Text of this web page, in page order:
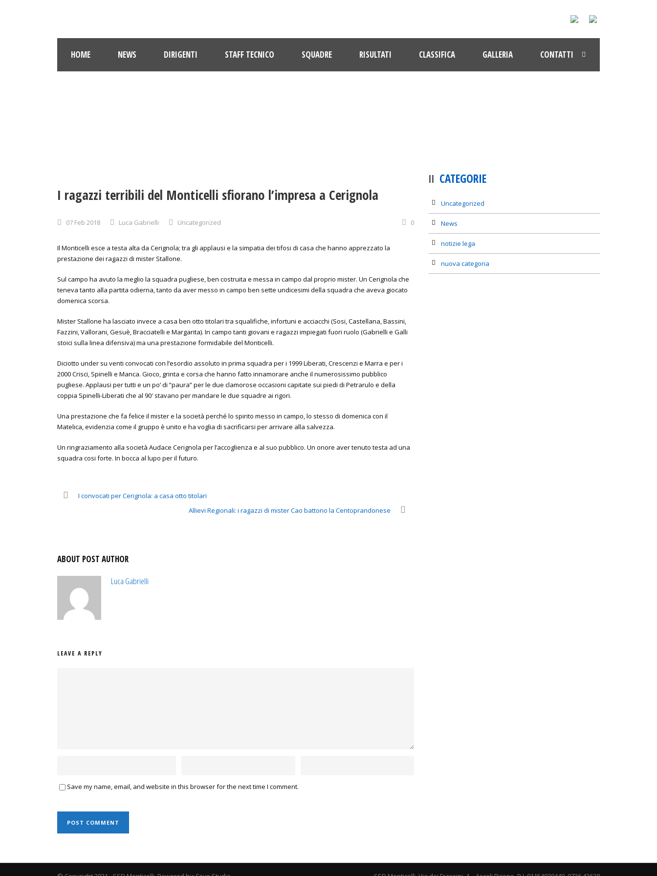
HOME NEWS DIRIGENTI STAFF TECNICO SQUADRE RISULTATI CLASSIFICA GALLERIA CONTATTI
I ragazzi terribili del Monticelli sfiorano l’impresa a Cerignola
07 Feb 2018 Luca Gabrielli Uncategorized 0
Il Monticelli esce a testa alta da Cerignola; tra gli applausi e la simpatia dei tifosi di casa che hanno apprezzato la
prestazione dei ragazzi di mister Stallone.
Sul campo ha avuto la meglio la squadra pugliese, ben costruita e messa in campo dal proprio mister. Un Cerignola che
teneva tanto alla partita odierna, tanto da aver messo in campo ben sette undicesimi della squadra che aveva giocato
domenica scorsa.
Mister Stallone ha lasciato invece a casa ben otto titolari tra squalifiche, infortuni e acciacchi (Sosi, Castellana, Bassini,
Fazzini, Vallorani, Gesuè, Bracciatelli e Margarita). In campo tanti giovani e ragazzi impiegati fuori ruolo (Gabrielli e Galli
stoici sulla linea difensiva) ma una prestazione formidabile del Monticelli.
Diciotto under su venti convocati con l’esordio assoluto in prima squadra per i 1999 Liberati, Crescenzi e Marra e per i
2000 Crisci, Spinelli e Manca. Gioco, grinta e corsa che hanno fatto innamorare anche il numerosissimo pubblico
pugliese. Applausi per tutti e un po’ di “paura” per le due clamorose occasioni capitate sui piedi di Petrarulo e della
coppia Spinelli-Liberati che al 90′ stavano per mandare le due squadre ai rigori.
Una prestazione che fa felice il mister e la società perché lo spirito messo in campo, lo stesso di domenica con il
Matelica, evidenzia come il gruppo è unito e ha voglia di sacrificarsi per arrivare alla salvezza.
Un ringraziamento alla società Audace Cerignola per l’accoglienza e al suo pubblico. Un onore aver tenuto testa ad una
squadra cosi forte. In bocca al lupo per il futuro.
I convocati per Cerignola: a casa otto titolari
Allievi Regionali: i ragazzi di mister Cao battono la Centoprandonese
ABOUT POST AUTHOR
Luca Gabrielli
LEAVE A REPLY
Save my name, email, and website in this browser for the next time I comment.
CATEGORIE
Uncategorized
News
notizie lega
nuova categoria